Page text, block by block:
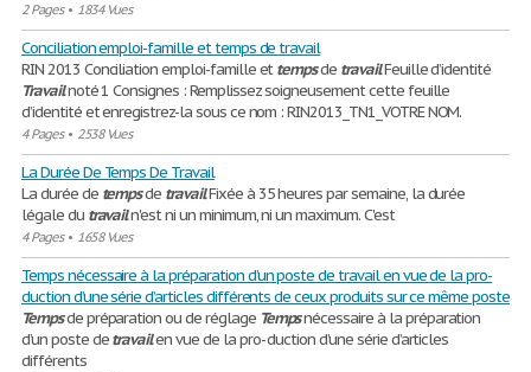
2 Pages• 1834 Vues
Conciliation emploi-famille et temps de travail
RIN 2013 Conciliation emploi-famille ettempsde travailFeuille d’identité
Travailnoté 1 Consignes : Remplissez soigneusement cette feuille
d’identité et enregistrez-la sous ce nom : RIN2013_TN1_VOTRE NOM.
4 Pages• 2538 Vues
La Durée De Temps De Travail
La durée de tempsde travailFixée à 35 heures par semaine, la durée
légale dutravailn'est ni un minimum, ni un maximum. C'est
4 Pages• 1658 Vues
Temps nécessaire à la préparation d’un poste de travail en vue de la pro-
duction d’une série d’articles différents de ceux produits sur ce même poste
Tempsde préparation ou de réglage Tempsnécessaire à la préparation
d’un poste detravailen vue de la pro- duction d’une série d’articles
différents